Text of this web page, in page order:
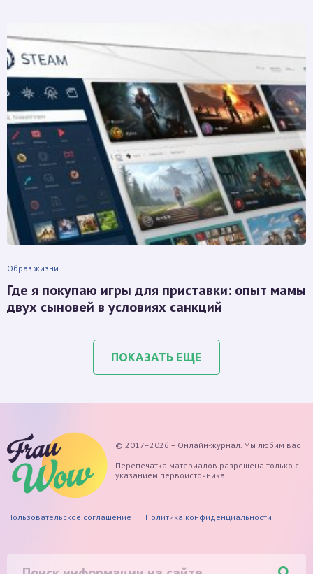
Образ жизни
Где я покупаю игры для приставки: опыт мамы
двух сыновей в условиях санкций
ПОКАЗАТЬ ЕЩЕ
© 2017–2026 – Онлайн-журнал. Мы любим вас
Перепечатка материалов разрешена только с
указанием первоисточника
Пользовательское соглашение Политика конфиденциальности